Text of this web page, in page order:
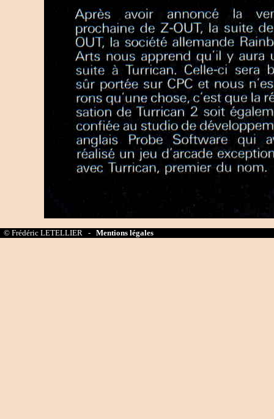
© Frédéric LETELLIER - Mentions légales